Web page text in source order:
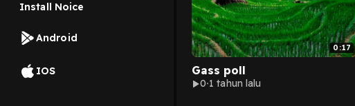
Install Noice
Android
IOS
0:17
Gass poll
0 1 tahun lalu